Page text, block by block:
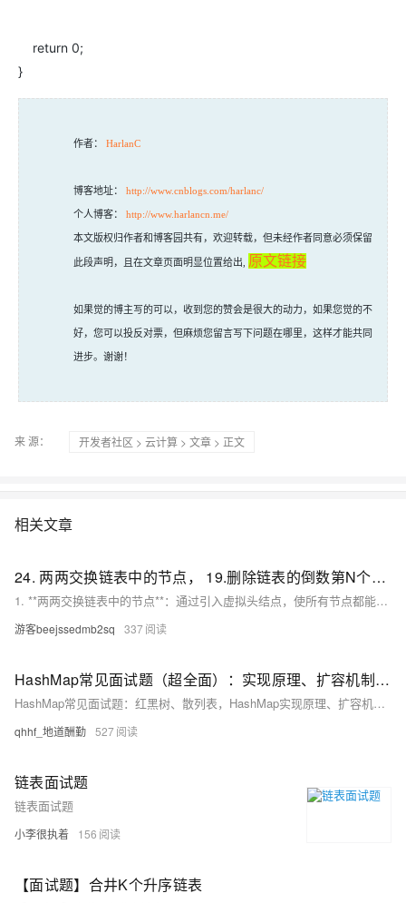
return 0;
}
作者： HarlanC
博客地址： http://www.cnblogs.com/harlanc/
个人博客： http://www.harlancn.me/
本文版权归作者和博客园共有，欢迎转载，但未经作者同意必须保留
此段声明，且在文章页面明显位置给出, 原文链接
如果觉的博主写的可以，收到您的赞会是很大的动力，如果您觉的不
好，您可以投反对票，但麻烦您留言写下问题在哪里，这样才能共同
进步。谢谢！
来 源： 开发者社区 > 云计算 > 文章 > 正文
相关文章
24. 两两交换链表中的节点， 19.删除链表的倒数第N个节点 ，面试题 02.07. 链表相交
1. **两两交换链表中的节点**：通过引入虚拟头结点，使所有节点都能采用统一的交换逻辑，避免对头结点单独处理。 2. **删除链表的倒数第N个节点**：利用双指针技巧，让快慢指针保持N个节点的距离，当快指针到达末尾时，慢指针正好指向待删除节点的前一个节点。 3. **链表相交**：先计算两链表长度并调整起点，确保从相同距离末尾的位置开始遍历，从而高效找到相交节点或确定无交点。 以上方法均在时间复杂度和空间复杂度上进行了优化，适合用于理解和掌握链表的基本操作及常见算法设计思路。
游客beejssedmb2sq 337
HashMap常见面试题（超全面）：实现原理、扩容机制、链表何时升级为红黑树、死循环
HashMap常见面试题：红黑树、散列表，HashMap实现原理、扩容机制，HashMap的jd1.7与jdk1.8有什么区别，寻址算法、链表何时升级为红黑树、死循环
qhhf_地道酬勤 527
链表面试题
链表面试题
小李很执着 156
【面试题】合井K个升序链表